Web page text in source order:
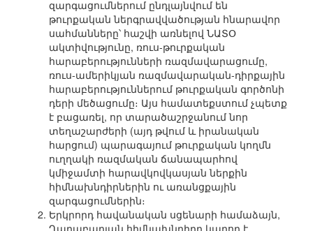
զարգացումներում ընդլայնվում են
թուրքական ներգրավվածության հնարավոր
սահմանները՝ հաշվի առնելով ՆԱՏՕ
ակտիվությունը, ռուս-թուրքական
հարաբերությունների ռազմավարացումը,
ռուս-ամերիկյան ռազմավարական-դիրքային
հարաբերություններում թուրքական գործոնի
դերի մեծացումը։ Այս համատեքստում չպետք
է բացառել, որ տարածաշրջանում նոր
տեղաշարժերի (այդ թվում և իրանական
հարցում) պարագայում թուրքական կողմն
ուղղակի ռազմական ճանապարհով
կմիջամտի հարավկովկասյան ներքին
հիմնախնդիրներին ու առանցքային
զարգացումներին։
Երկրորդ հավանական սցենարի համաձայն,